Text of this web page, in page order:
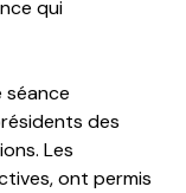
qui
séance
des
Les
ont permis